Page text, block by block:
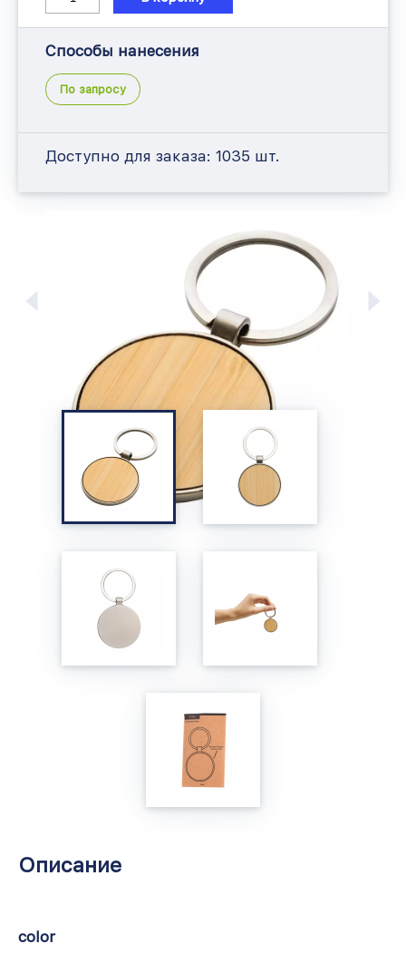
Описание
color
Способы нанесения
По запросу
Доступно для заказа: 1035 шт.